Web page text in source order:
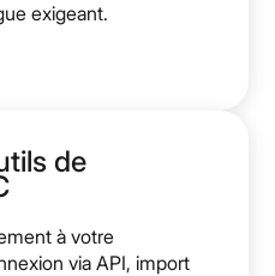
exigeant.
de
à votre
via API, import